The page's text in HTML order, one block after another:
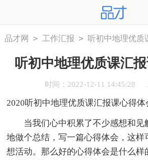
品才网 > 工作汇报 > 听初中地理优质
听初中地理优质课汇
时间：2022-12-11 14:45:28
2020听初中地理优质课汇报课心得体
当我们心中积累了不少感想和见
地做个总结，写一篇心得体会，这样
想活动。那么好的心得体会是什么样